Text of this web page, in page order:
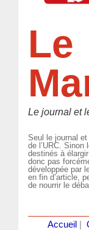
Le
Le journal et
Seul le journal
de l’URC.
destinés à
donc pas
développée par
en fin d’article,
de nourrir le
Accueil